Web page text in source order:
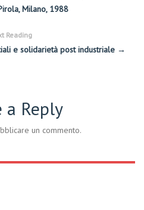
Milano, 1988
Reading
e solidarietà post industriale →
a Reply
un commento.